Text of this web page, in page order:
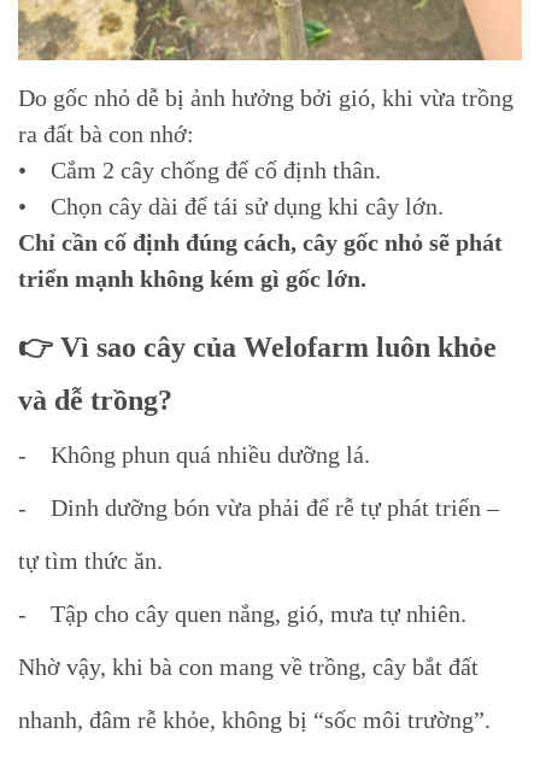
Do gốc nhỏ dễ bị ảnh hưởng bởi gió, khi vừa trồng
ra đất bà con nhớ:
• Cắm 2 cây chống để cố định thân.
• Chọn cây dài để tái sử dụng khi cây lớn.
Chỉ cần cố định đúng cách, cây gốc nhỏ sẽ phát
triển mạnh không kém gì gốc lớn.
👉 Vì sao cây của Welofarm luôn khỏe
và dễ trồng?
- Không phun quá nhiều dưỡng lá.
- Dinh dưỡng bón vừa phải để rễ tự phát triển –
tự tìm thức ăn.
- Tập cho cây quen nắng, gió, mưa tự nhiên.
Nhờ vậy, khi bà con mang về trồng, cây bắt đất
nhanh, đâm rễ khỏe, không bị “sốc môi trường”.